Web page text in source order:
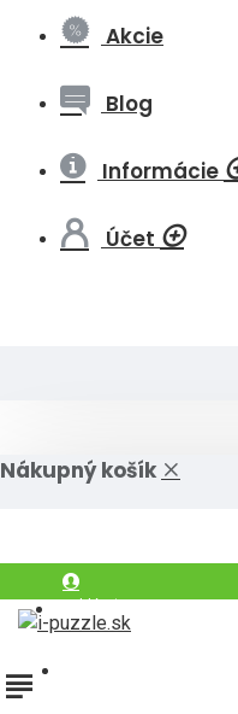
Akcie
Blog
Informácie
Účet
Nákupný košík